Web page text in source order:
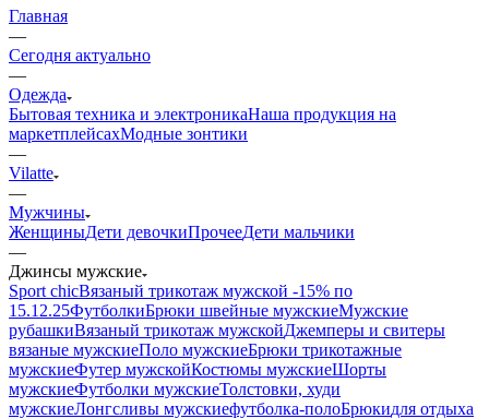
Главная
—
Сегодня актуально
—
Одежда
Бытовая техника и электроникаНаша продукция на
маркетплейсахМодные зонтики
—
Vilatte
—
Мужчины
ЖенщиныДети девочкиПрочееДети мальчики
—
Джинсы мужские
Sport chicВязаный трикотаж мужской -15% по
15.12.25ФутболкиБрюки швейные мужскиеМужские
рубашкиВязаный трикотаж мужскойДжемперы и свитеры
вязаные мужскиеПоло мужскиеБрюки трикотажные
мужскиеФутер мужскойКостюмы мужскиеШорты
мужскиеФутболки мужскиеТолстовки, худи
мужскиеЛонгсливы мужскиефутболка-полоБрюкидля отдыха